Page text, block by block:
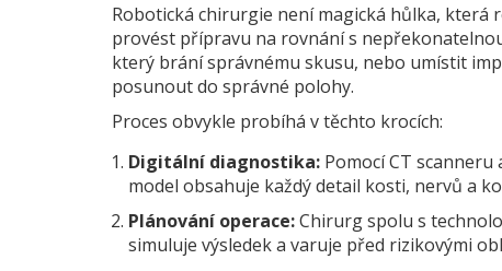
Robotická chirurgie není magická hůlka, která
provést přípravu na rovnání s
který brání správnému skusu, nebo umístit
posunout do správné polohy.
Proces obvykle probíhá v těchto krocích:
Digitální diagnostika: Pomocí CT
model obsahuje každý detail kosti, nervů a
Plánování operace:Chirurg spolu s
simuluje výsledek a varuje před rizikovými